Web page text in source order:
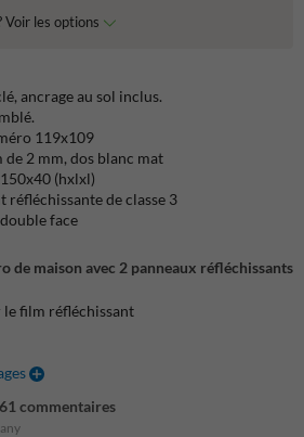
Voir les options
ancrage au sol inclus.
119x109
2 mm, dos blanc mat
(hxlxl)
réfléchissante de classe 3
face
de maison avec 2 panneaux réfléchissants
le film réfléchissant
commentaires